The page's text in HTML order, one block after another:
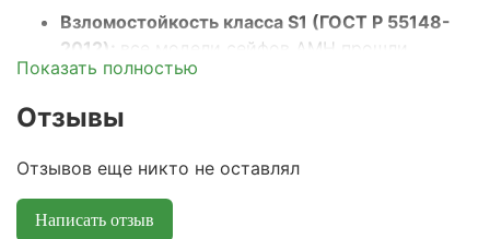
Взломостойкость класса S1 (ГОСТ Р 55148-
2012):
все модели сейфов AMH прошли
сертификацию на устойчивость к взлому и
взломостойкости. Это гарантирует защиту
доступа.
Многослойная конструкция и армированный
бетон:корпус и дверь сейфа состоят из двух
Показать полностью
Отзывы
Отзывов еще никто не оставлял
Написать отзыв